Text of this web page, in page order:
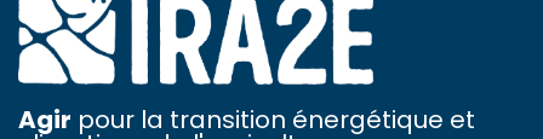
Agir pour la transition énergétique et